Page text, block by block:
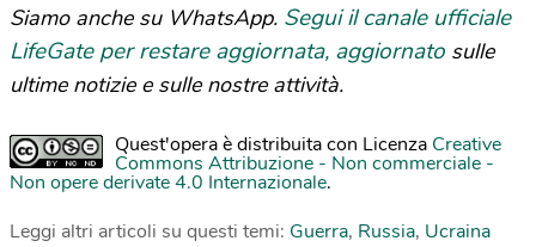
Siamo anche su WhatsApp. Segui il canale ufficiale
LifeGate per restare aggiornata, aggiornato sulle
ultime notizie e sulle nostre attività.
Quest'opera è distribuita con Licenza Creative
Commons Attribuzione - Non commerciale -
Non opere derivate 4.0 Internazionale.
Leggi altri articoli su questi temi: Guerra, Russia, Ucraina